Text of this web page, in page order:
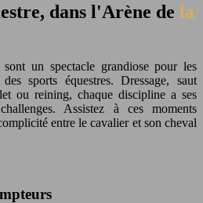
dans l'Arène de la
un spectacle grandiose pour les
sports équestres. Dressage, saut
ou reining, chaque discipline a ses
Assistez à ces moments
entre le cavalier et son cheval